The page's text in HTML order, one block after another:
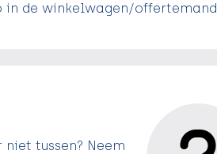
in de winkelwagen/offertemand
tussen? Neem